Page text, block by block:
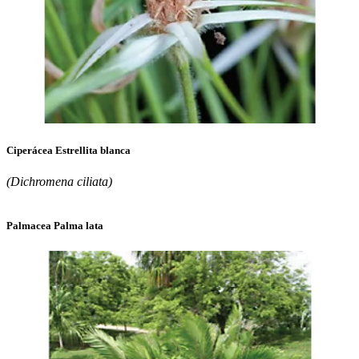
Ciperácea Estrellita blanca
(Dichromena ciliata)
Palmacea Palma lata